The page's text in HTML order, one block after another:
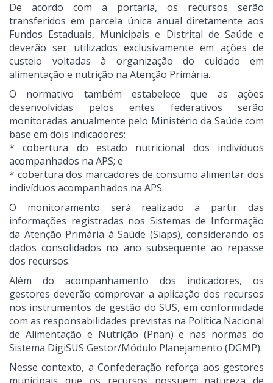
De acordo com a portaria, os recursos serão
transferidos em parcela única anual diretamente aos
Fundos Estaduais, Municipais e Distrital de Saúde e
deverão ser utilizados exclusivamente em ações de
custeio voltadas à organização do cuidado em
alimentação e nutrição na Atenção Primária.
O normativo também estabelece que as ações
desenvolvidas pelos entes federativos serão
monitoradas anualmente pelo Ministério da Saúde com
base em dois indicadores:
* cobertura do estado nutricional dos indivíduos
acompanhados na APS; e
* cobertura dos marcadores de consumo alimentar dos
indivíduos acompanhados na APS.
O monitoramento será realizado a partir das
informações registradas nos Sistemas de Informação
da Atenção Primária à Saúde (Siaps), considerando os
dados consolidados no ano subsequente ao repasse
dos recursos.
Além do acompanhamento dos indicadores, os
gestores deverão comprovar a aplicação dos recursos
nos instrumentos de gestão do SUS, em conformidade
com as responsabilidades previstas na Política Nacional
de Alimentação e Nutrição (Pnan) e nas normas do
Sistema DigiSUS Gestor/Módulo Planejamento (DGMP).
Nesse contexto, a Confederação reforça aos gestores